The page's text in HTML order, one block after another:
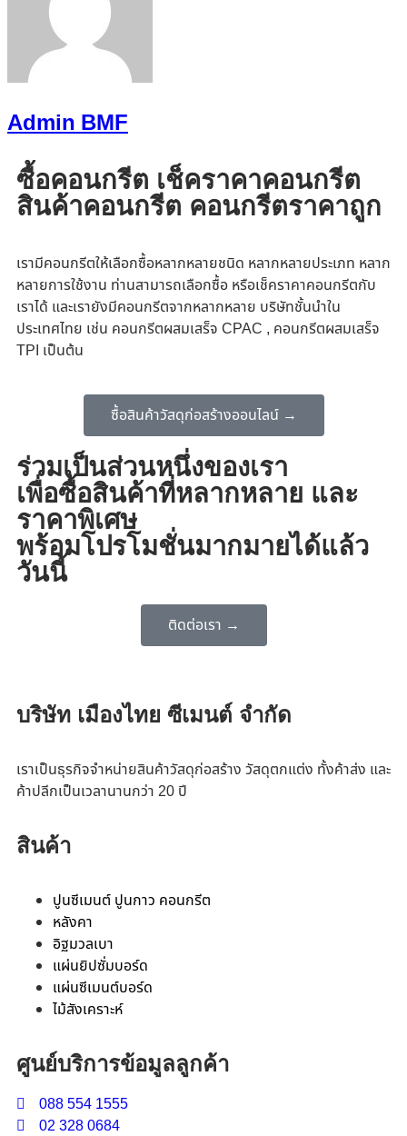
Admin BMF
ซื้อคอนกรีต เช็คราคาคอนกรีต
สินค้าคอนกรีต คอนกรีตราคาถูก
เรามีคอนกรีตให้เลือกซื้อหลากหลายชนิด หลากหลายประเภท หลาก
หลายการใช้งาน ท่านสามารถเลือกซื้อ หรือเช็คราคาคอนกรีตกับ
เราได้ และเรายังมีคอนกรีตจากหลากหลาย บริษัทชั้นนำใน
ประเทศไทย เช่น คอนกรีตผสมเสร็จ CPAC , คอนกรีตผสมเสร็จ
TPI เป็นต้น
ซื้อสินค้าวัสดุก่อสร้างออนไลน์ →
ร่วมเป็นส่วนหนึ่งของเรา
เพื่อซื้อสินค้าที่หลากหลาย และ
ราคาพิเศษ
พร้อมโปรโมชั่นมากมายได้แล้ว
วันนี้
ติดต่อเรา →
บริษัท เมืองไทย ซีเมนต์ จำกัด
เราเป็นธุรกิจจำหน่ายสินค้าวัสดุก่อสร้าง วัสดุตกแต่ง ทั้งค้าส่ง และ
ค้าปลีกเป็นเวลานานกว่า 20 ปี
สินค้า
ปูนซีเมนต์ ปูนกาว คอนกรีต
หลังคา
อิฐมวลเบา
แผ่นยิปซั่มบอร์ด
แผ่นซีเมนต์บอร์ด
ไม้สังเคราะห์
ศูนย์บริการข้อมูลลูกค้า
088 554 1555
02 328 0684